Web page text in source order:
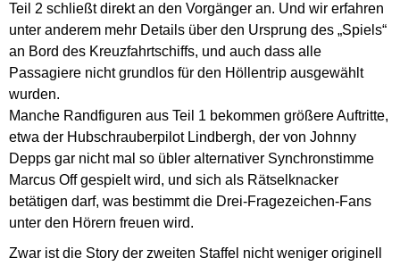
Teil 2 schließt direkt an den Vorgänger an. Und wir erfahren
unter anderem mehr Details über den Ursprung des „Spiels“
an Bord des Kreuzfahrtschiffs, und auch dass alle
Passagiere nicht grundlos für den Höllentrip ausgewählt
wurden.
Manche Randfiguren aus Teil 1 bekommen größere Auftritte,
etwa der Hubschrauberpilot Lindbergh, der von Johnny
Depps gar nicht mal so übler alternativer Synchronstimme
Marcus Off gespielt wird, und sich als Rätselknacker
betätigen darf, was bestimmt die Drei-Fragezeichen-Fans
unter den Hörern freuen wird.
Zwar ist die Story der zweiten Staffel nicht weniger originell